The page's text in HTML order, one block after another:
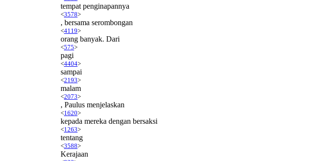
tempat penginapannya
<3578>
, bersama serombongan
<4119>
orang banyak. Dari
<575>
pagi
<4404>
sampai
<2193>
malam
<2073>
, Paulus menjelaskan
<1620>
kepada mereka dengan bersaksi
<1263>
tentang
<3588>
Kerajaan